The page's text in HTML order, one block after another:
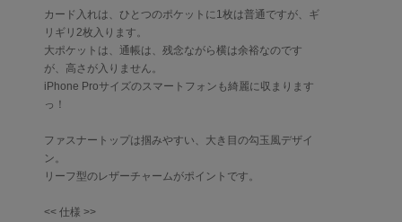
カード入れは、ひとつのポケットに1枚は普通ですが、ギ
リギリ2枚入ります。
大ポケットは、通帳は、残念ながら横は余裕なのです
が、高さが入りません。
iPhone Proサイズのスマートフォンも綺麗に収まります
っ！
ファスナートップは掴みやすい、大き目の勾玉風デザイ
ン。
リーフ型のレザーチャームがポイントです。
<< 仕様 >>